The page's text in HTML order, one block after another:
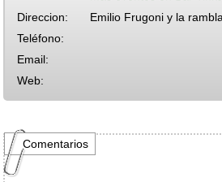
Direccion:
Emilio Frugoni y la rambla
Teléfono:
Email:
Web:
Comentarios